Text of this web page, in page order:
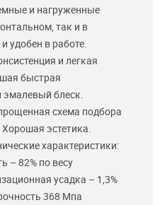
и нагруженные
так и в
удобен в работе.
и легкая
быстрая
эмалевый блеск.
схема подбора
эстетика.
характеристики:
– 82% по весу
усадка – 1,3%
368 Мпа